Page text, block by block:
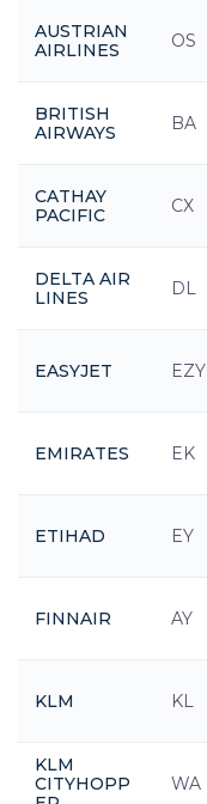
AUSTRIAN
AIRLINES
OS
BRITISH
AIRWAYS
BA
CATHAY
PACIFIC
CX
DELTA AIR
LINES
DL
EASYJET EZY
EMIRATES EK
ETIHAD EY
FINNAIR AY
KLM KL
KLM
CITYHOPP
WA